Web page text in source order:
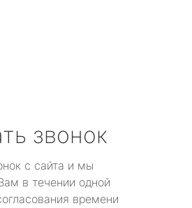
звонок
с сайта и мы
в течении одной
времени